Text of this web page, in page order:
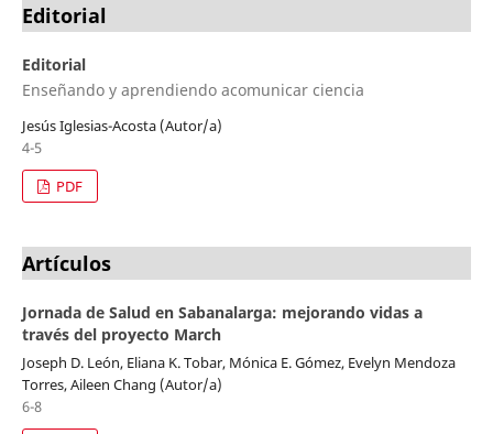
Editorial
Editorial
Enseñando y aprendiendo acomunicar ciencia
Jesús Iglesias-Acosta (Autor/a)
4-5
PDF
Artículos
Jornada de Salud en Sabanalarga: mejorando vidas a
través del proyecto March
Joseph D. León, Eliana K. Tobar, Mónica E. Gómez, Evelyn Mendoza
Torres, Aileen Chang (Autor/a)
6-8